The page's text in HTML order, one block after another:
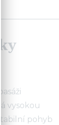
vysokou
pohyb